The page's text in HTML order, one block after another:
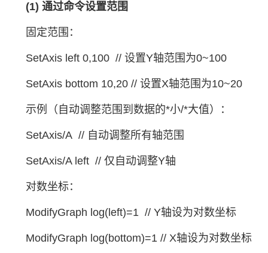
(1) 通过命令设置范围
固定范围：
SetAxis left 0,100 // 设置Y轴范围为0~100
SetAxis bottom 10,20 // 设置X轴范围为10~20
示例（自动调整范围到数据的*小/*大值）：
SetAxis/A // 自动调整所有轴范围
SetAxis/A left // 仅自动调整Y轴
对数坐标：
ModifyGraph log(left)=1 // Y轴设为对数坐标
ModifyGraph log(bottom)=1 // X轴设为对数坐标